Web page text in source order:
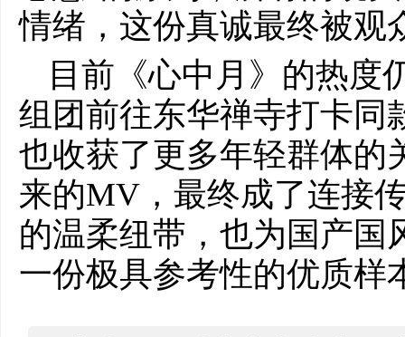
情绪，这份真诚最终被观
目前《心中月》的热度
组团前往东华禅寺打卡同
也收获了更多年轻群体的
来的MV，最终成了连接
的温柔纽带，也为国产国
一份极具参考性的优质样